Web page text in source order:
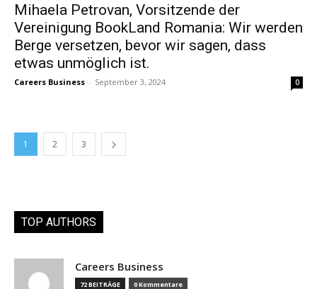
Mihaela Petrovan, Vorsitzende der
Vereinigung BookLand Romania: Wir werden
Berge versetzen, bevor wir sagen, dass
etwas unmöglich ist.
Careers Business - September 3, 2024 0
1 2 3
TOP AUTHORS
Careers Business
72 BEITRÄGE 0 Kommentare